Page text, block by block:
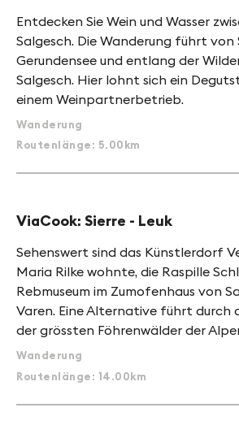
Entdecken Sie Wein und Wasser
Salgesch. Die Wanderung führt von
Gerundensee und entlang der
Salgesch. Hier lohnt sich ein
einem Weinpartnerbetrieb.
Wanderung
Routenlänge: 5.00km
ViaCook: Sierre - Leuk
Sehenswert sind das Künstlerdorf
Maria Rilke wohnte, die Raspille
Rebmuseum im Zumofenhaus von
Varen. Eine Alternative führt durch
der grössten Föhrenwälder der
Wanderung
Routenlänge: 14.00km